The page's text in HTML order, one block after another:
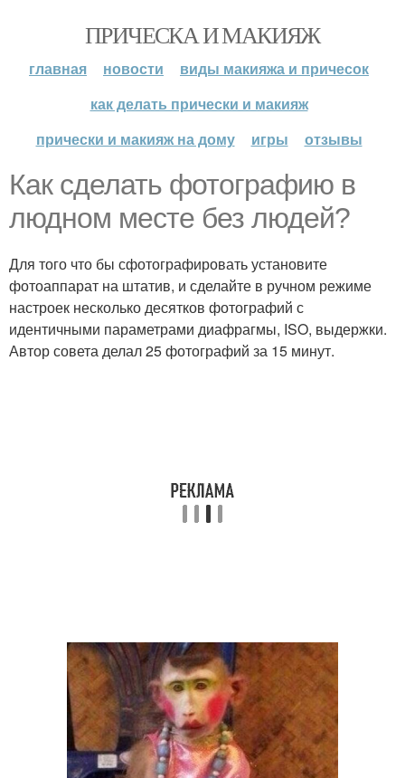
ПРИЧЕСКА И МАКИЯЖ
главная новости
виды макияжа и причесок
как делать прически и макияж
прически и макияж на дому
игры отзывы
Как сделать фотографию в
людном месте без людей?
Для того что бы сфотографировать установите
фотоаппарат на штатив, и сделайте в ручном режиме
настроек несколько десятков фотографий с
идентичными параметрами диафрагмы, ISO, выдержки.
Автор совета делал 25 фотографий за 15 минут.